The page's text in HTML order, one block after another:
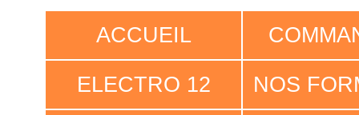
ACCUEIL
ELECTRO 12 NOS